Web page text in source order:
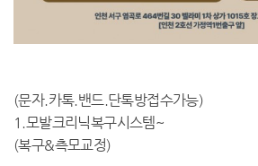
(문자.카톡.밴드.단톡방접수가능)
1.모발크리닉복구시스템~
(복구&측모교정)